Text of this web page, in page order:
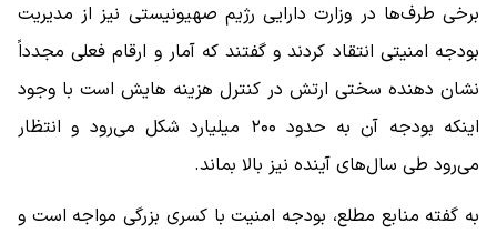
برخی طرف‌ها در وزارت دارایی رژیم صهیونیستی نیز از مدیریت
بودجه امنیتی انتقاد کردند و گفتند که آمار و ارقام فعلی مجدداً
نشان دهنده سختی ارتش در کنترل هزینه هایش است با وجود
اینکه بودجه آن به حدود ۲۰۰ میلیارد شکل می‌رود و انتظار
می‌رود طی سال‌های آینده نیز بالا بماند.
به گفته منابع مطلع، بودجه امنیت با کسری بزرگی مواجه است و